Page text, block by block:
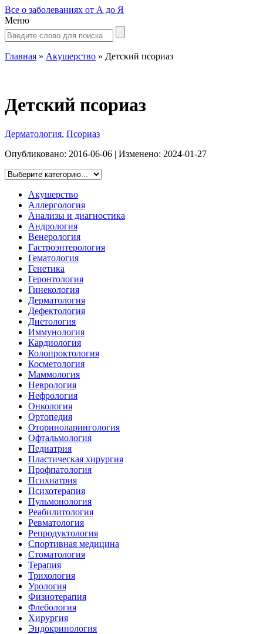
Все о заболеваниях от А до Я
Меню
Главная » Акушерство » Детский псориаз
Детский псориаз
Дерматология, Псориаз
Опубликовано: 2016-06-06 | Изменено: 2024-01-27
Акушерство
Аллергология
Анализы и диагностика
Андрология
Венерология
Гастроэнтерология
Гематология
Генетика
Геронтология
Гинекология
Дерматология
Дефектология
Диетология
Иммунология
Кардиология
Колопроктология
Косметология
Маммология
Неврология
Нефрология
Онкология
Ортопедия
Оториноларингология
Офтальмология
Педиатрия
Пластическая хирургия
Профпатология
Психиатрия
Психотерапия
Пульмонология
Реабилитология
Ревматология
Репродуктология
Спортивная медицина
Стоматология
Терапия
Трихология
Урология
Физиотерапия
Флебология
Хирургия
Эндокринология